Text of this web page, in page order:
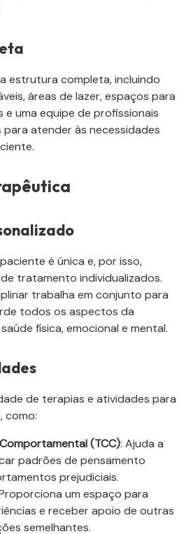
estrutura completa, incluindo
áreas de lazer, espaços para
uma equipe de profissionais
atender às necessidades
é única e, por isso,
tratamento individualizados.
trabalha em conjunto para
todos os aspectos da
física, emocional e mental.
de terapias e atividades para
como:
(TCC): Ajuda a
padrões de pensamento
prejudiciais.
um espaço para
e receber apoio de outras
semelhantes.